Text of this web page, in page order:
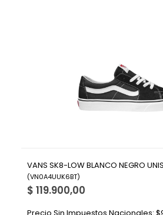
VANS SK8-LOW BLANCO NEGRO
(VN0A4UUK6BT)
$ 119.900,00